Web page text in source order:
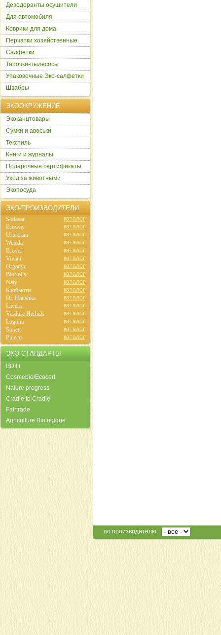
по производителю
Дезодоранты осушители
Для автомобиля
Коврики для дома
Перчатки хозяйственные
Салфетки
Тапочки-пылесосы
Упаковочные Эко-салфетки
Швабры
ЭКООКРУЖЕНИЕ
Экоканцтовары
Сумки и авоськи
Текстиль
Книги и журналы
Подарочные сертификаты
Уход за животными
Экопосуда
ЭКО-ПРОИЗВОДИТЕЛИ
Sodasan
каталог
Ecoway
каталог
Urtekram
каталог
Weleda
каталог
Ecover
каталог
Vivani
каталог
Organyc
каталог
BioSolis
каталог
Naty
каталог
Биобьюти
каталог
Dr. Haushka
каталог
Lavera
каталог
Verdure Herbals
каталог
Logona
каталог
Sonett
каталог
Pineco
каталог
ЭКО-СТАНДАРТЫ
BDIH
Cosmebio/Ecocert
Nature progress
Cradle to Cradle
Fairtrade
Agriculture Biologique